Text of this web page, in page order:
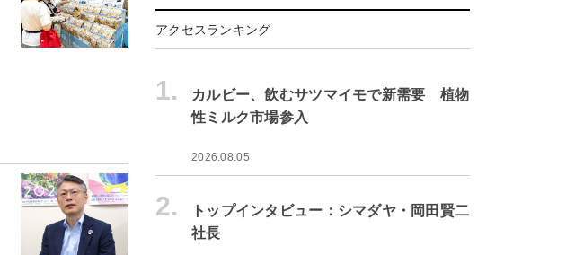
アクセスランキング
1.
カルビー、飲むサツマイモで新需要 植物
性ミルク市場参入
2026.08.05
2.
トップインタビュー：シマダヤ・岡田賢二
社長